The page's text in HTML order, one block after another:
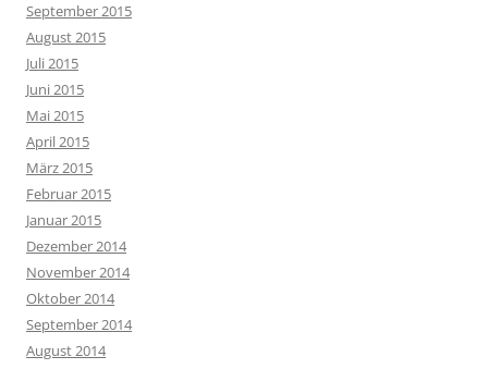
September 2015
August 2015
Juli 2015
Juni 2015
Mai 2015
April 2015
März 2015
Februar 2015
Januar 2015
Dezember 2014
November 2014
Oktober 2014
September 2014
August 2014